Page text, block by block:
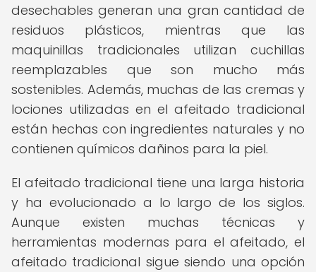
desechables generan una gran cantidad de
residuos plásticos, mientras que las
maquinillas tradicionales utilizan cuchillas
reemplazables que son mucho más
sostenibles. Además, muchas de las cremas y
lociones utilizadas en el afeitado tradicional
están hechas con ingredientes naturales y no
contienen químicos dañinos para la piel.
El afeitado tradicional tiene una larga historia
y ha evolucionado a lo largo de los siglos.
Aunque existen muchas técnicas y
herramientas modernas para el afeitado, el
afeitado tradicional sigue siendo una opción